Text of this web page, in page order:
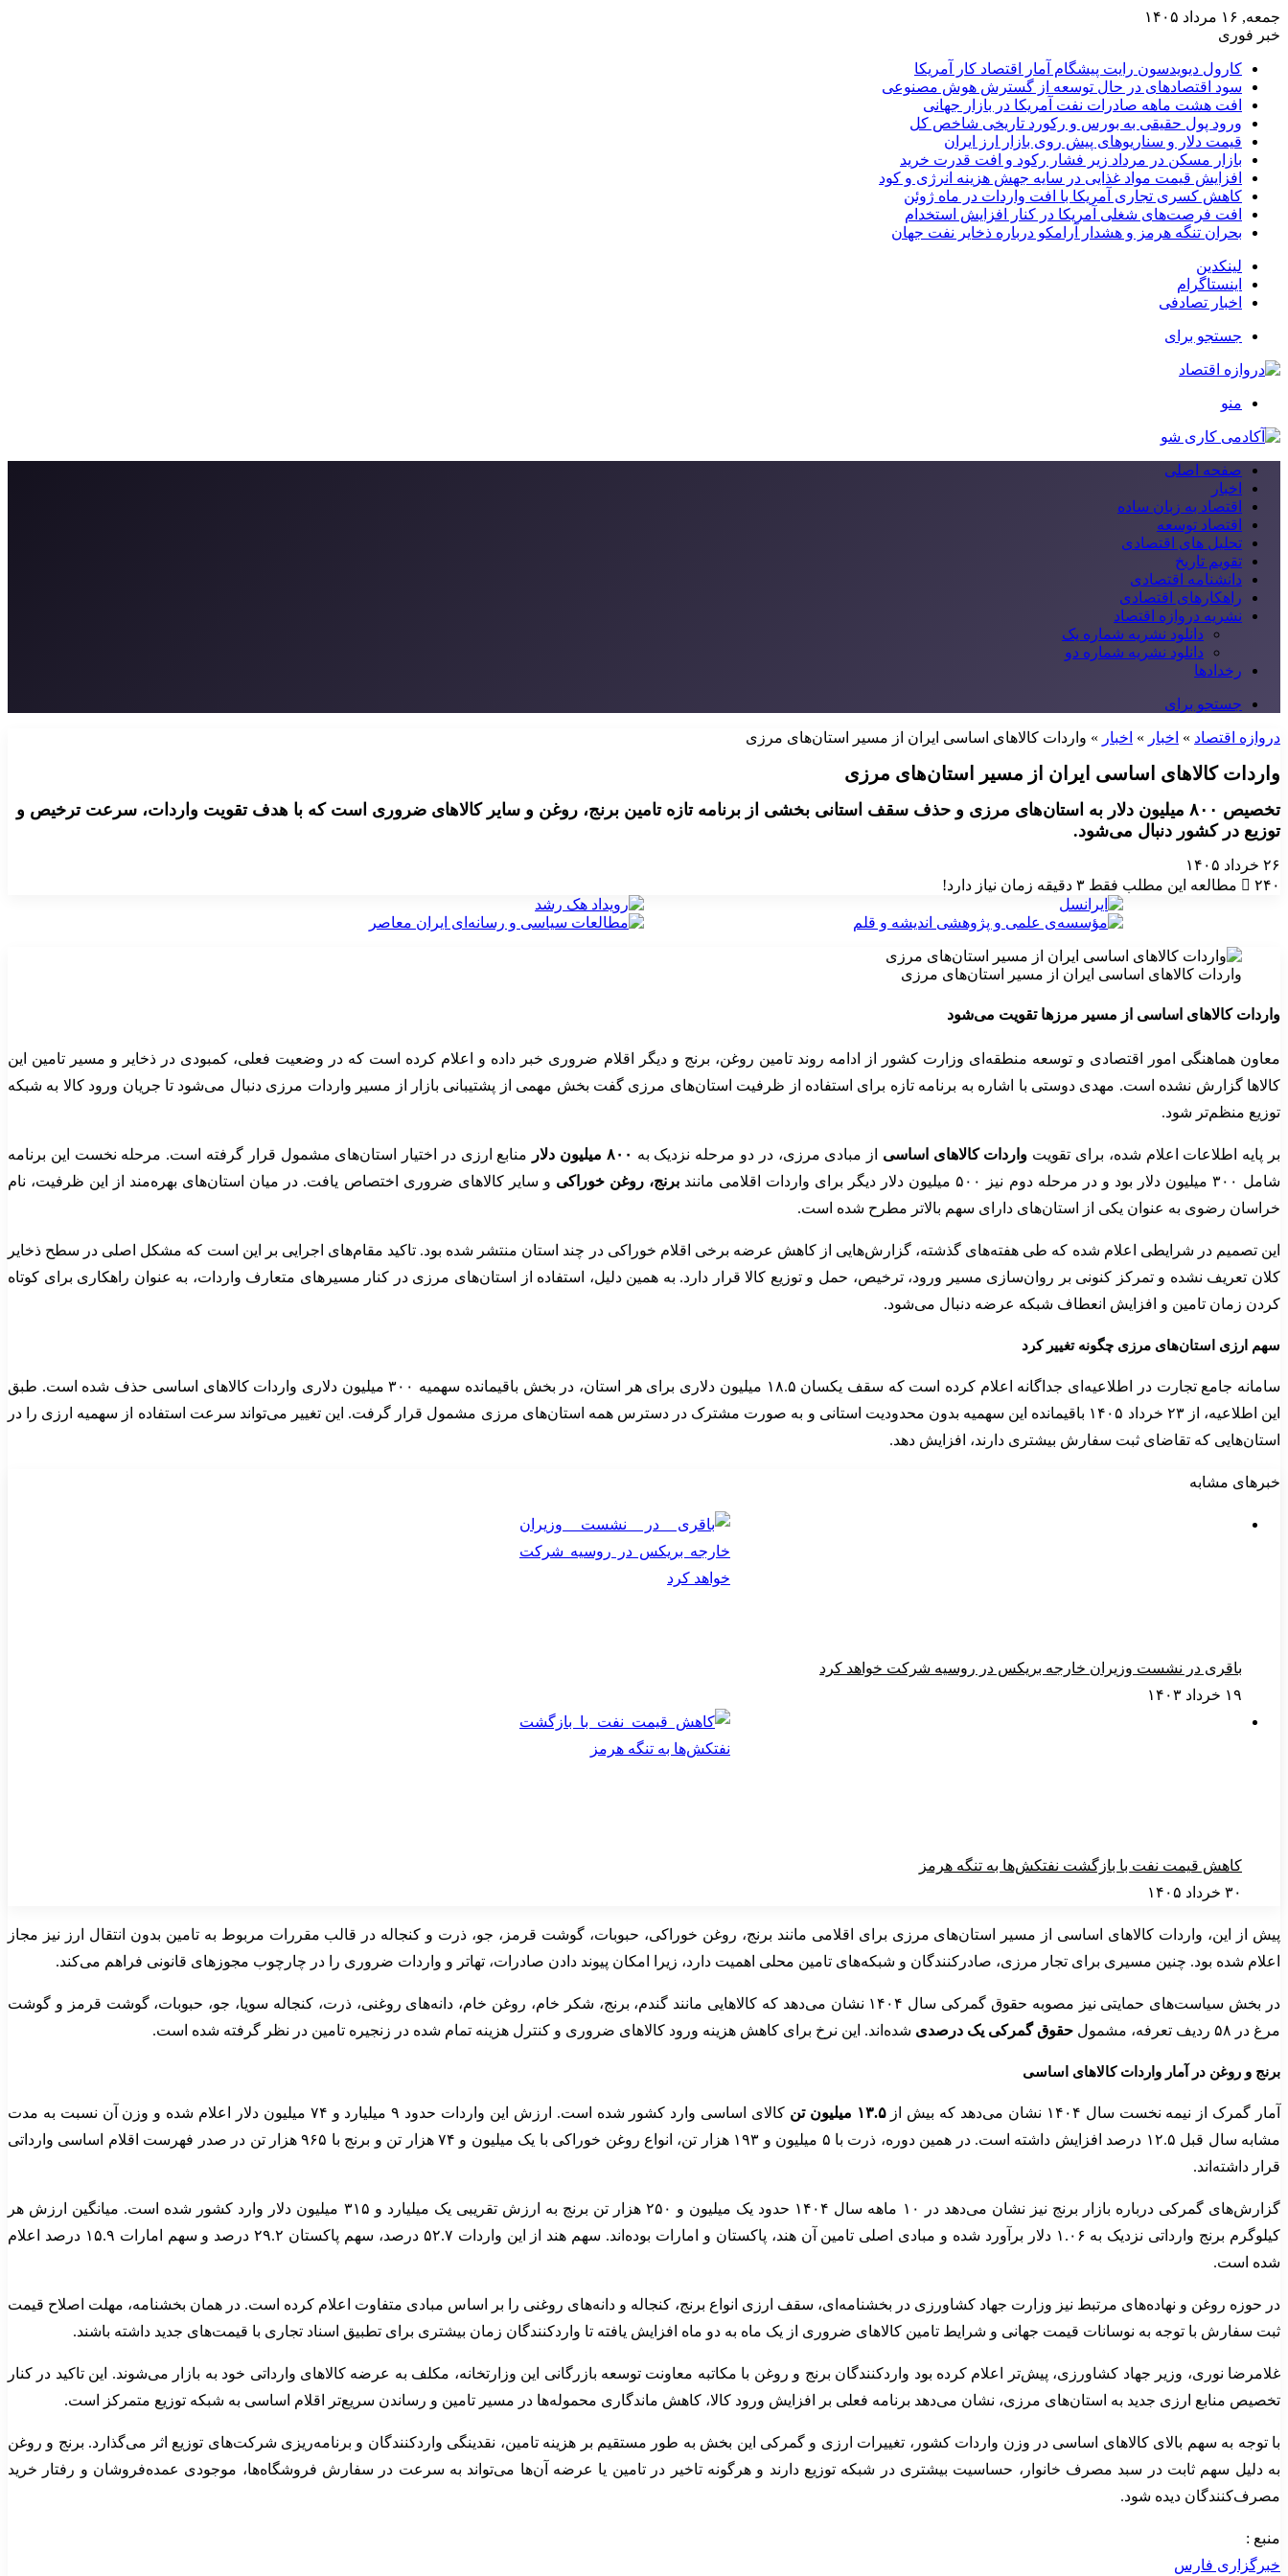
جمعه, ۱۶ مرداد ۱۴۰۵
خبر فوری
کارول دیویدسون رایت پیشگام آمار اقتصاد کار آمریکا
سود اقتصادهای در حال توسعه از گسترش هوش مصنوعی
افت هشت ماهه صادرات نفت آمریکا در بازار جهانی
ورود پول حقیقی به بورس و رکورد تاریخی شاخص کل
قیمت دلار و سناریوهای پیش روی بازار ارز ایران
بازار مسکن در مرداد زیر فشار رکود و افت قدرت خرید
افزایش قیمت مواد غذایی در سایه جهش هزینه انرژی و کود
کاهش کسری تجاری آمریکا با افت واردات در ماه ژوئن
افت فرصت‌های شغلی آمریکا در کنار افزایش استخدام
بحران تنگه هرمز و هشدار آرامکو درباره ذخایر نفت جهان
لینکدین
اینستاگرام
اخبار تصادفی
جستجو برای
منو
صفحه اصلی
اخبار
اقتصاد به زبان ساده
اقتصاد توسعه
تحلیل های اقتصادی
تقویم تاریخ
دانشنامه اقتصادی
راهکارهای اقتصادی
نشریه دروازه اقتصاد
دانلود نشریه شماره یک
دانلود نشریه شماره دو
رخدادها
جستجو برای
دروازه اقتصاد » اخبار » اخبار » واردات کالاهای اساسی ایران از مسیر استان‌های مرزی
واردات کالاهای اساسی ایران از مسیر استان‌های مرزی
تخصیص ۸۰۰ میلیون دلار به استان‌های مرزی و حذف سقف استانی بخشی از برنامه تازه تامین برنج، روغن و سایر کالاهای ضروری است که با هدف تقویت واردات، سرعت ترخیص و
توزیع در کشور دنبال می‌شود.
۲۶ خرداد ۱۴۰۵
۲۴۰
مطالعه این مطلب فقط ۳ دقیقه زمان نیاز دارد!
واردات کالاهای اساسی ایران از مسیر استان‌های مرزی
واردات کالاهای اساسی از مسیر مرزها تقویت می‌شود
معاون هماهنگی امور اقتصادی و توسعه منطقه‌ای وزارت کشور از ادامه روند تامین روغن، برنج و دیگر اقلام ضروری خبر داده و اعلام کرده است که در وضعیت فعلی، کمبودی در ذخایر و مسیر تامین این
کالاها گزارش نشده است. مهدی دوستی با اشاره به برنامه تازه برای استفاده از ظرفیت استان‌های مرزی گفت بخش مهمی از پشتیبانی بازار از مسیر واردات مرزی دنبال می‌شود تا جریان ورود کالا به شبکه
توزیع منظم‌تر شود.
بر پایه اطلاعات اعلام شده، برای تقویت واردات کالاهای اساسی از مبادی مرزی، در دو مرحله نزدیک به ۸۰۰ میلیون دلار
منابع ارزی در اختیار استان‌های مشمول قرار گرفته است. مرحله نخست این برنامه
شامل ۳۰۰ میلیون دلار بود و در مرحله دوم نیز ۵۰۰ میلیون دلار دیگر برای واردات اقلامی مانند
برنج، روغن خوراکی و سایر کالاهای ضروری اختصاص یافت. در میان استان‌های بهره‌مند از این ظرفیت، نام
خراسان رضوی به عنوان یکی از استان‌های دارای سهم بالاتر مطرح شده است.
این تصمیم در شرایطی اعلام شده که طی هفته‌های گذشته، گزارش‌هایی از کاهش عرضه برخی اقلام خوراکی در چند استان منتشر شده بود. تاکید مقام‌های اجرایی بر این است که مشکل اصلی در سطح ذخایر
کلان تعریف نشده و تمرکز کنونی بر روان‌سازی مسیر ورود، ترخیص، حمل و توزیع کالا قرار دارد. به همین دلیل، استفاده از استان‌های مرزی در کنار مسیرهای متعارف واردات، به عنوان راهکاری برای کوتاه
کردن زمان تامین و افزایش انعطاف شبکه عرضه دنبال می‌شود.
سهم ارزی استان‌های مرزی چگونه تغییر کرد
سامانه جامع تجارت در اطلاعیه‌ای جداگانه اعلام کرده است که سقف یکسان ۱۸.۵ میلیون دلاری برای هر استان، در بخش باقیمانده سهمیه ۳۰۰ میلیون دلاری واردات کالاهای اساسی حذف شده است. طبق
این اطلاعیه، از ۲۳ خرداد ۱۴۰۵ باقیمانده این سهمیه بدون محدودیت استانی و به صورت مشترک در دسترس همه استان‌های مرزی مشمول قرار گرفت. این تغییر می‌تواند سرعت استفاده از سهمیه ارزی را در
استان‌هایی که تقاضای ثبت سفارش بیشتری دارند، افزایش دهد.
خبرهای مشابه
باقری در نشست وزیران خارجه بریکس در روسیه شرکت خواهد کرد
۱۹ خرداد ۱۴۰۳
کاهش قیمت نفت با بازگشت نفتکش‌ها به تنگه هرمز
۳۰ خرداد ۱۴۰۵
پیش از این، واردات کالاهای اساسی از مسیر استان‌های مرزی برای اقلامی مانند برنج، روغن خوراکی، حبوبات، گوشت قرمز، جو، ذرت و کنجاله در قالب مقررات مربوط به تامین بدون انتقال ارز نیز مجاز
اعلام شده بود. چنین مسیری برای تجار مرزی، صادرکنندگان و شبکه‌های تامین محلی اهمیت دارد، زیرا امکان پیوند دادن صادرات، تهاتر و واردات ضروری را در چارچوب مجوزهای قانونی فراهم می‌کند.
در بخش سیاست‌های حمایتی نیز مصوبه حقوق گمرکی سال ۱۴۰۴ نشان می‌دهد که کالاهایی مانند گندم، برنج، شکر خام، روغن خام، دانه‌های روغنی، ذرت، کنجاله سویا، جو، حبوبات، گوشت قرمز و گوشت
مرغ در ۵۸ ردیف تعرفه، مشمول
حقوق گمرکی یک درصدی شده‌اند. این نرخ برای کاهش هزینه ورود کالاهای ضروری و کنترل هزینه تمام شده در زنجیره تامین در نظر گرفته شده است.
برنج و روغن در آمار واردات کالاهای اساسی
آمار گمرک از نیمه نخست سال ۱۴۰۴ نشان می‌دهد که بیش از ۱۳.۵ میلیون تن
کالای اساسی وارد کشور شده است. ارزش این واردات حدود ۹ میلیارد و ۷۴ میلیون دلار اعلام شده و وزن آن نسبت به مدت
مشابه سال قبل ۱۲.۵ درصد افزایش داشته است. در همین دوره، ذرت با ۵ میلیون و ۱۹۳ هزار تن، انواع روغن خوراکی با یک میلیون و ۷۴ هزار تن و برنج با ۹۶۵ هزار تن در صدر فهرست اقلام اساسی وارداتی
قرار داشته‌اند.
گزارش‌های گمرکی درباره بازار برنج نیز نشان می‌دهد در ۱۰ ماهه سال ۱۴۰۴ حدود یک میلیون و ۲۵۰ هزار تن برنج به ارزش تقریبی یک میلیارد و ۳۱۵ میلیون دلار وارد کشور شده است. میانگین ارزش هر
کیلوگرم برنج وارداتی نزدیک به ۱.۰۶ دلار برآورد شده و مبادی اصلی تامین آن هند، پاکستان و امارات بوده‌اند. سهم هند از این واردات ۵۲.۷ درصد، سهم پاکستان ۲۹.۲ درصد و سهم امارات ۱۵.۹ درصد اعلام
شده است.
در حوزه روغن و نهاده‌های مرتبط نیز وزارت جهاد کشاورزی در بخشنامه‌ای، سقف ارزی انواع برنج، کنجاله و دانه‌های روغنی را بر اساس مبادی متفاوت اعلام کرده است. در همان بخشنامه، مهلت اصلاح قیمت
ثبت سفارش با توجه به نوسانات قیمت جهانی و شرایط تامین کالاهای ضروری از یک ماه به دو ماه افزایش یافته تا واردکنندگان زمان بیشتری برای تطبیق اسناد تجاری با قیمت‌های جدید داشته باشند.
غلامرضا نوری، وزیر جهاد کشاورزی، پیش‌تر اعلام کرده بود واردکنندگان برنج و روغن با مکاتبه معاونت توسعه بازرگانی این وزارتخانه، مکلف به عرضه کالاهای وارداتی خود به بازار می‌شوند. این تاکید در کنار
تخصیص منابع ارزی جدید به استان‌های مرزی، نشان می‌دهد برنامه فعلی بر افزایش ورود کالا، کاهش ماندگاری محموله‌ها در مسیر تامین و رساندن سریع‌تر اقلام اساسی به شبکه توزیع متمرکز است.
با توجه به سهم بالای کالاهای اساسی در وزن واردات کشور، تغییرات ارزی و گمرکی این بخش به طور مستقیم بر هزینه تامین، نقدینگی واردکنندگان و برنامه‌ریزی شرکت‌های توزیع اثر می‌گذارد. برنج و روغن
به دلیل سهم ثابت در سبد مصرف خانوار، حساسیت بیشتری در شبکه توزیع دارند و هرگونه تاخیر در تامین یا عرضه آن‌ها می‌تواند به سرعت در سفارش فروشگاه‌ها، موجودی عمده‌فروشان و رفتار خرید
مصرف‌کنندگان دیده شود.
منبع :
خبرگزاری فارس